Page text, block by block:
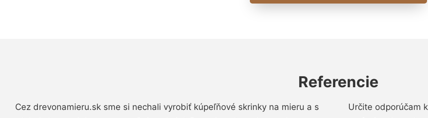
Referencie
Cez drevonamieru.sk sme si nechali vyrobiť kúpeľňové skrinky na mieru a s
Určite odporúčam